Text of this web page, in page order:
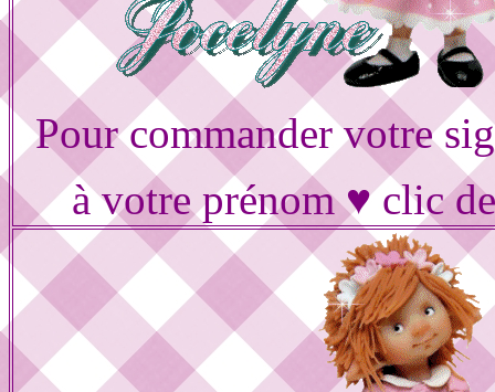
Pour commander votre
à votre prénom ♥ clic